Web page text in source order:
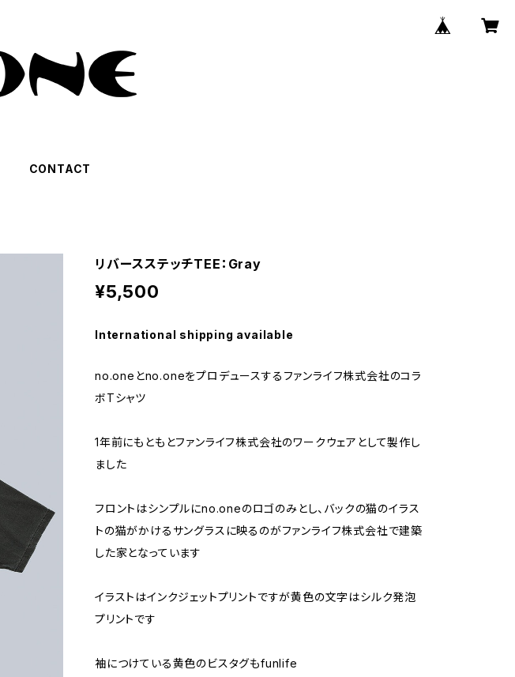
CONTACT
リバースステッチTEE：Gray
¥5,500
International shipping available
no.oneとno.oneをプロデュースするファンライフ株式会社のコラ
ボTシャツ
1年前にもともとファンライフ株式会社のワークウェアとして製作し
ました
フロントはシンプルにno.oneのロゴのみとし、バックの猫のイラス
トの猫がかけるサングラスに映るのがファンライフ株式会社で建築
した家となっています
イラストはインクジェットプリントですが黄色の文字はシルク発泡
プリントです
袖につけている黄色のビスタグもfunlife